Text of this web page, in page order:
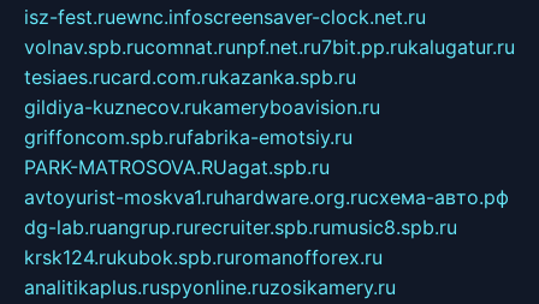
isz-fest.ruewnc.infoscreensaver-clock.net.ru
volnav.spb.rucomnat.runpf.net.ru7bit.pp.rukalugatur.ru
tesiaes.rucard.com.rukazanka.spb.ru
gildiya-kuznecov.rukameryboavision.ru
griffoncom.spb.rufabrika-emotsiy.ru
PARK-MATROSOVA.RUagat.spb.ru
avtoyurist-moskva1.ruhardware.org.ruсхема-авто.рф
dg-lab.ruangrup.rurecruiter.spb.rumusic8.spb.ru
krsk124.rukubok.spb.ruromanofforex.ru
analitikaplus.ruspyonline.ruzosikamery.ru